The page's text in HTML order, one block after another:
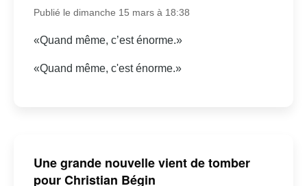
Publié le dimanche 15 mars à 18:38
«Quand même, c’est énorme.»
«Quand même, c'est énorme.»
Une grande nouvelle vient de tomber
pour Christian Bégin